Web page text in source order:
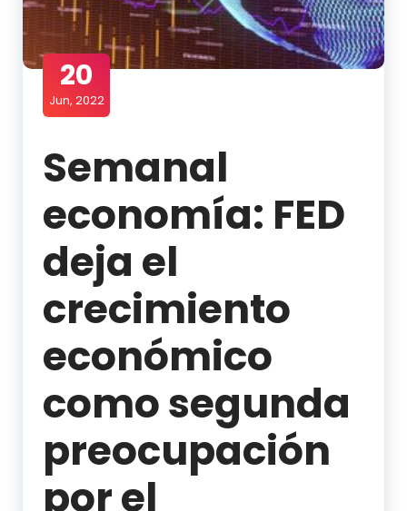
20
Jun, 2022
Semanal
economía: FED
deja el
crecimiento
económico
como segunda
preocupación
por el